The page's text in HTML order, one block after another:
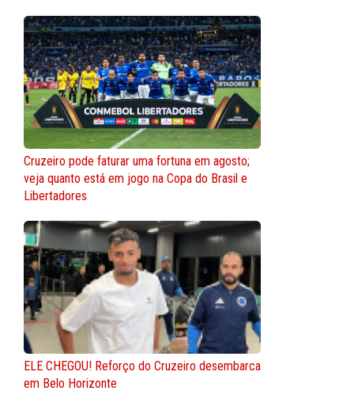
Cruzeiro pode faturar uma fortuna em agosto;
veja quanto está em jogo na Copa do Brasil e
Libertadores
ELE CHEGOU! Reforço do Cruzeiro desembarca
em Belo Horizonte